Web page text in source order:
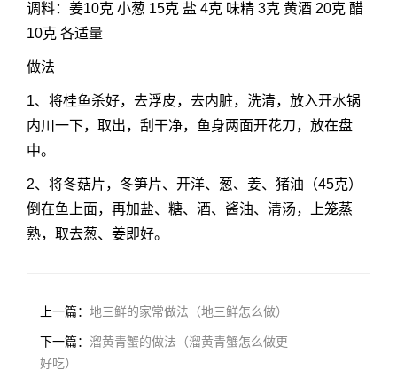
调料：姜10克 小葱 15克 盐 4克 味精 3克 黄酒 20克 醋
10克 各适量
做法
1、将桂鱼杀好，去浮皮，去内脏，洗清，放入开水锅
内川一下，取出，刮干净，鱼身两面开花刀，放在盘
中。
2、将冬菇片，冬笋片、开洋、葱、姜、猪油（45克）
倒在鱼上面，再加盐、糖、酒、酱油、清汤，上笼蒸
熟，取去葱、姜即好。
上一篇： 地三鲜的家常做法（地三鲜怎么做）
下一篇： 溜黄青蟹的做法（溜黄青蟹怎么做更
好吃）